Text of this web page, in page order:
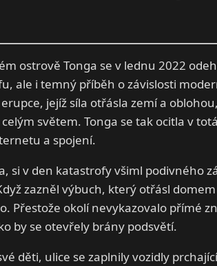
ostrově Tonga se v lednu 2022
ale i temný příběh o závislosti
jejíž síla otřásla zemí a
světem. Tonga se tak ocitla v
a spojení.
si v den katastrofy všiml podivného
zazněl výbuch, který otřásl
Přestože okolí nevykazovalo přímé
by se otevřely brány podsvětí.
děti, ulice se zaplnily vozidly